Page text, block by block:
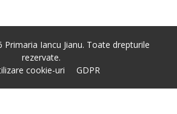
Iancu Jianu. Toate drepturile
rezervate.
cookie-uri
GDPR